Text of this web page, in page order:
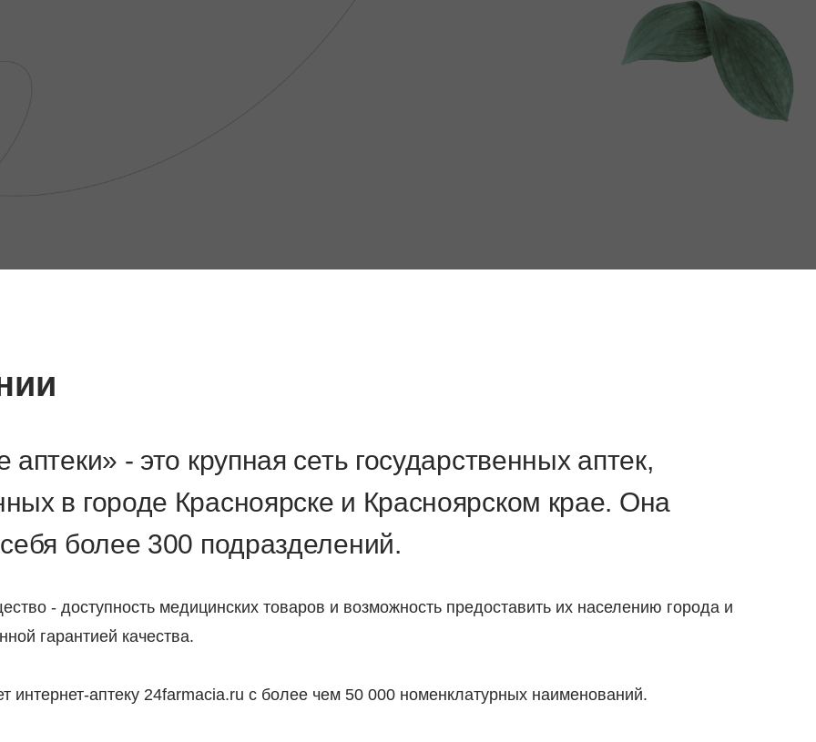
аптеки» - это крупная сеть государственных аптек,
в городе Красноярске и Красноярском крае. Она
более 300 подразделений.
- доступность медицинских товаров и возможность предоставить их населению города и
гарантией качества.
интернет-аптеку 24farmacia.ru с более чем 50 000 номенклатурных наименований.